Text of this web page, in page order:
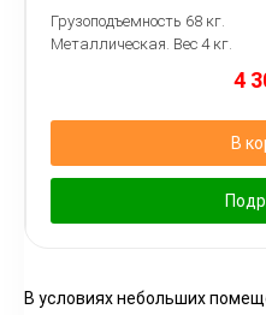
Грузоподъемность 68 кг.
Металлическая. Вес 4 кг.
4
В
В условиях небольших